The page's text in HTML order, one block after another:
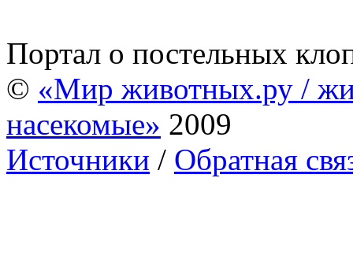
Портал о постельных
© «Мир животных.ру /
насекомые» 2009
Источники / Обратная